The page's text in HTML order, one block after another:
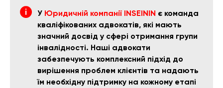
У Юридичній компанії INSEININ є команда
кваліфікованих адвокатів, які мають
значний досвід у сфері отримання групи
інвалідності. Наші адвокати
забезпечують комплексний підхід до
вирішення проблем клієнтів та надають
їм необхідну підтримку на кожному етапі